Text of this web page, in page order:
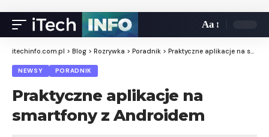
Aa
itechinfo.com.pl > Blog > Rozrywka > Poradnik > Praktyczne aplikacje na smartfony z Androidem
NEWSY PORADNIK
Praktyczne aplikacje na
smartfony z Androidem